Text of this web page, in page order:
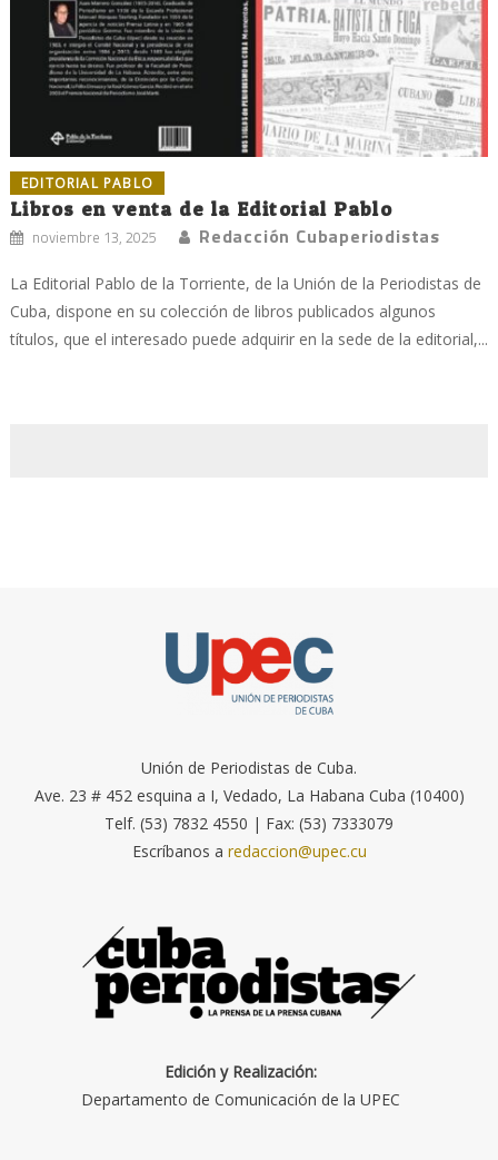
EDITORIAL PABLO
Libros en venta de la Editorial Pablo
noviembre 13, 2025 Redacción Cubaperiodistas
La Editorial Pablo de la Torriente, de la Unión de la Periodistas de
Cuba, dispone en su colección de libros publicados algunos
títulos, que el interesado puede adquirir en la sede de la editorial,...
Unión de Periodistas de Cuba.
Ave. 23 # 452 esquina a I, Vedado, La Habana Cuba (10400)
Telf. (53) 7832 4550 | Fax: (53) 7333079
Escríbanos a redaccion@upec.cu
Edición y Realización:
Departamento de Comunicación de la UPEC